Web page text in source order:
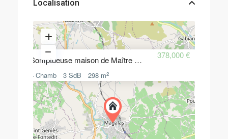
Localisation
Somptueuse maison de Maître du 378,000 €
4 Chamb 3 SdB 298 m2